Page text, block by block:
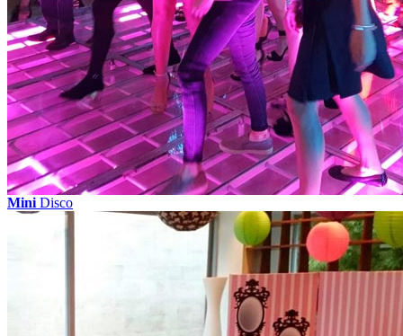
Mini Disco